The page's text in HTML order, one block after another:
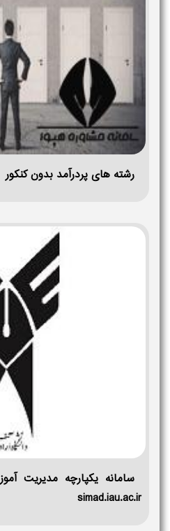
رشته های پردرآمد بدون کنکور
سامانه یکپارچه مدیریت
simad.iau.ac.ir